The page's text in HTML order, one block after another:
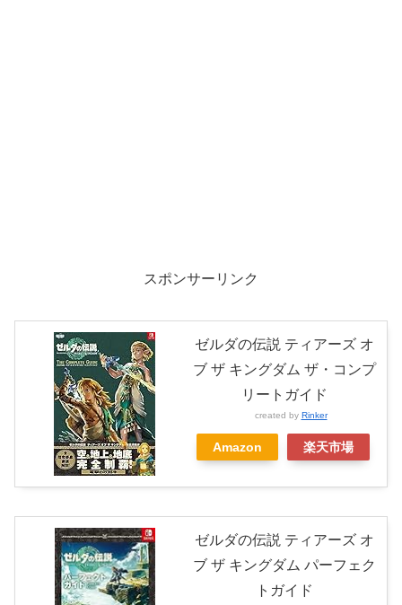
スポンサーリンク
ゼルダの伝説 ティアーズ オ
ブ ザ キングダム ザ・コンプ
リートガイド
created by Rinker
Amazon 楽天市場
ゼルダの伝説 ティアーズ オ
ブ ザ キングダム パーフェク
トガイド